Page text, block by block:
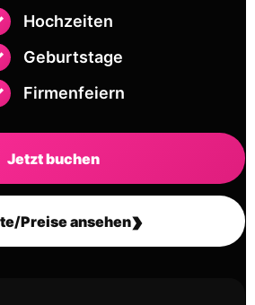
Hochzeiten
Geburtstage
Firmenfeiern
Jetzt buchen
Preise ansehen›